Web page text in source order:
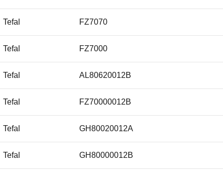
Tefal FZ7070
Tefal FZ7000
Tefal AL80620012B
Tefal FZ70000012B
Tefal GH80020012A
Tefal GH80000012B